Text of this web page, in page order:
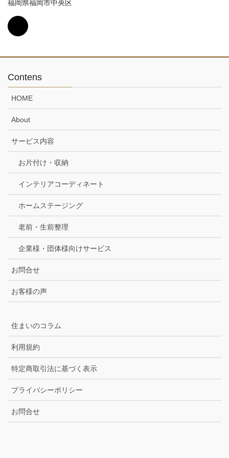
福岡県福岡市中央区
Contens
HOME
About
サービス内容
お片付け・収納
インテリアコーディネート
ホームステージング
老前・生前整理
企業様・団体様向けサービス
お問合せ
お客様の声
住まいのコラム
利用規約
特定商取引法に基づく表示
プライバシーポリシー
お問合せ